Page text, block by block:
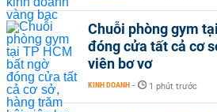
Chuỗi phòng gym
đóng cửa tất cả cơ
viên bơ vơ
KINH DOANH - 1 phút trước